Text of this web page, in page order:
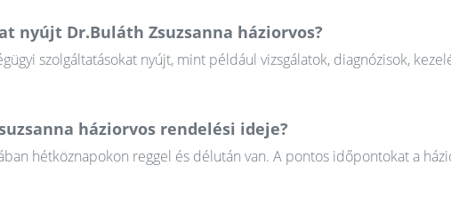
nyújt Dr.Buláth Zsuzsanna háziorvos?
szolgáltatásokat nyújt, mint például vizsgálatok, diagnózisok,
háziorvos rendelési ideje?
hétköznapokon reggel és délután van. A pontos időpontokat a